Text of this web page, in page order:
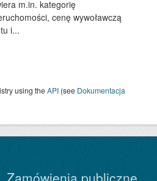
m.in. kategorię
cenę wywoławczą
i...
using theAPI (see Dokumentacja
Zamówienia publiczne